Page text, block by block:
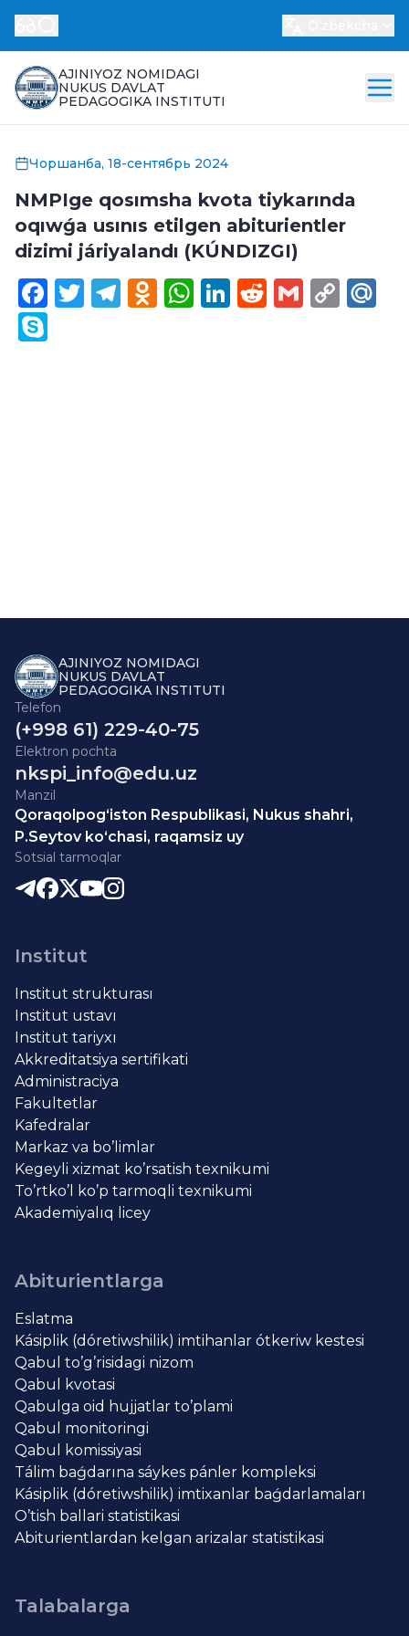
AJINIYOZ NOMIDAGI
NUKUS DAVLAT
PEDAGOGIKA INSTITUTI
Чоршанба, 18-сентябрь 2024
NMPIge qosımsha kvota tiykarında
oqıwǵa usınıs etilgen abiturientler
dizimi járiyalandı (KÚNDIZGI)
Facebook
Twitter
Telegram
Odnoklassniki
WhatsApp
LinkedIn
Reddit
Gmail
AJINIYOZ NOMIDAGI
NUKUS DAVLAT
PEDAGOGIKA INSTITUTI
Telefon
(+998 61) 229-40-75
Elektron pochta
nkspi_info@edu.uz
Manzil
Qoraqolpog‘iston Respublikasi, Nukus shahri,
P.Seytov ko‘chasi, raqamsiz uy
Sotsial tarmoqlar
Institut
Institut strukturası
Institut ustavı
Institut tariyxı
Akkreditatsiya sertifikati
Administraciya
Fakultetlar
Kafedralar
Markaz va bo’limlar
Kegeyli xizmat ko’rsatish texnikumi
To’rtko’l ko’p tarmoqli texnikumi
Akademiyalıq licey
Abiturientlarga
Eslatma
Kásiplik (dóretiwshilik) imtihanlar ótkeriw kestesi
Qabul to’g’risidagi nizom
Qabul kvotasi
Qabulga oid hujjatlar to’plami
Qabul monitoringi
Qabul komissiyasi
Tálim baǵdarına sáykes pánler kompleksi
Kásiplik (dóretiwshilik) imtixanlar baǵdarlamaları
O’tish ballari statistikasi
Abiturientlardan kelgan arizalar statistikasi
Talabalarga